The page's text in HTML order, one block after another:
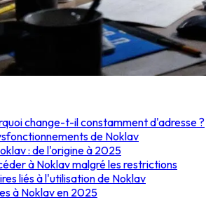
change-t-il constamment d'adresse ?
de Noklav
: de l'origine à 2025
à Noklav malgré les restrictions
liés à l'utilisation de Noklav
à Noklav en 2025